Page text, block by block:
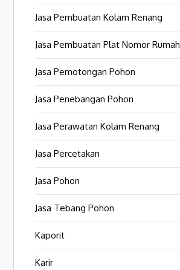
Jasa Pembuatan Kolam Renang
Jasa Pembuatan Plat Nomor Rumah
Jasa Pemotongan Pohon
Jasa Penebangan Pohon
Jasa Perawatan Kolam Renang
Jasa Percetakan
Jasa Pohon
Jasa Tebang Pohon
Kaporit
Karir